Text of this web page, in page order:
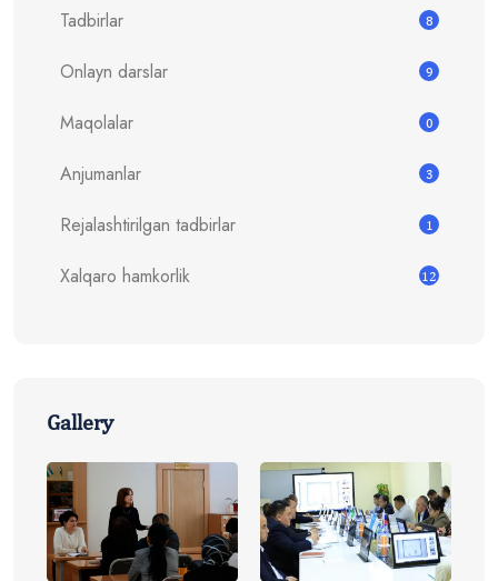
Tadbirlar 8
Onlayn darslar 9
Maqolalar 0
Anjumanlar 3
Rejalashtirilgan tadbirlar 1
Xalqaro hamkorlik 12
Gallery